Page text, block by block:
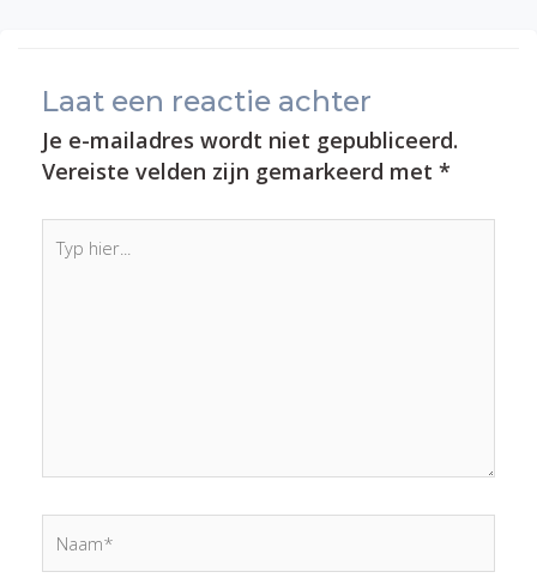
Laat een reactie achter
Je e-mailadres wordt niet gepubliceerd.
Vereiste velden zijn gemarkeerd met *
hier...